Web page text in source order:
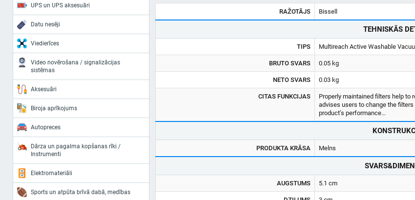
UPS un UPS aksesuāri
Datu nesēji
Viedierīces
Video novērošana / signalizācijas
sistēmas
Aksesuāri
Biroja aprīkojums
Autopreces
Dārza un pagalma kopšanas rīki /
Instrumenti
Elektromateriāli
Sports un atpūta brīvā dabā, medības
RAŽOTĀJS Bissell
TEHNISKĀS
TIPS Multireach Active Washable
BRUTO SVARS 0.05 kg
NETO SVARS 0.03 kg
CITAS FUNKCIJAS
Properly maintained filters help to
advises users to change the
product’s performance...
PRODUKTA KRĀSA Melns
AUGSTUMS 5.1 cm